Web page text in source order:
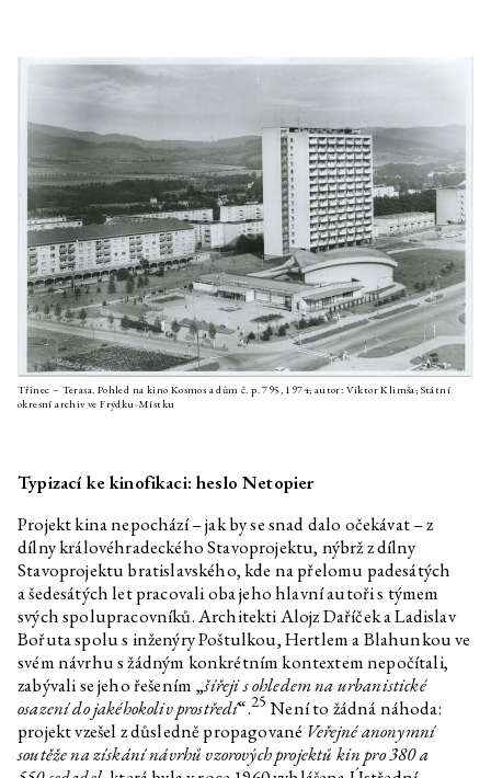
Třinec – Terasa. Pohled na kino Kosmos a dům č. p. 795, 1974; autor: Viktor Klimša; Státní
okresní archiv ve Frýdku-Místku
Typizací ke kinofikaci: heslo Netopier
Projekt kina nepochází – jak by se snad dalo očekávat – z
dílny královéhradeckého Stavoprojektu, nýbrž z dílny
Stavoprojektu bratislavského, kde na přelomu padesátých
a šedesátých let pracovali oba jeho hlavní autoři s týmem
svých spolupracovníků. Architekti Alojz Daříček a Ladislav
Bořuta spolu s inženýry Poštulkou, Hertlem a Blahunkou ve
svém návrhu s žádným konkrétním kontextem nepočítali,
zabývali se jeho řešením „šířeji s ohledem na urbanistické
osazení do jakéhokoliv prostředí“.25 Není to žádná náhoda:
projekt vzešel z důsledně propagované Veřejné anonymní
soutěže na získání návrhů vzorových projektů kin pro 380 a